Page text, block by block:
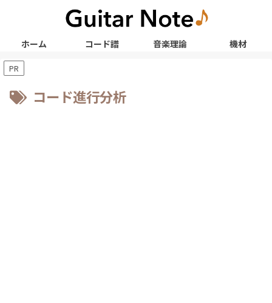
ホーム コード譜 音楽理論 機材
PR
コード進行分析